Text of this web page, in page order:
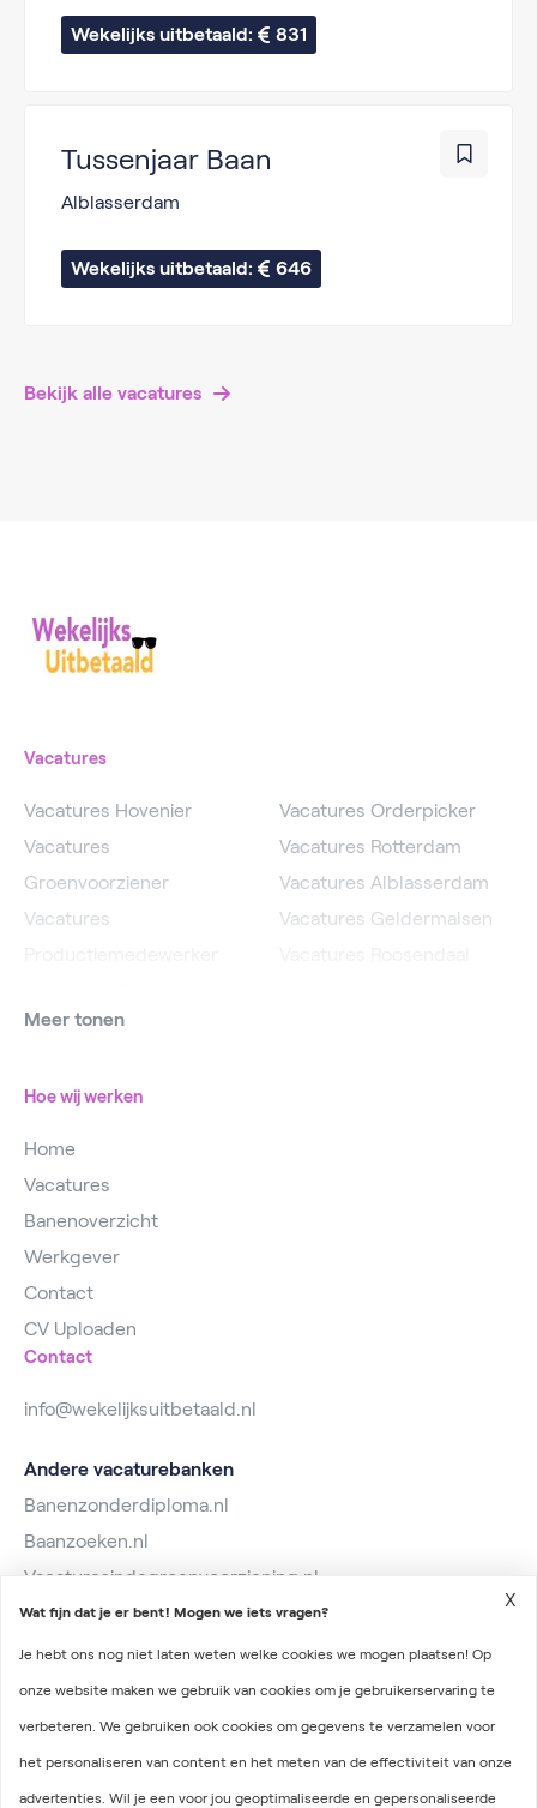
Wekelijks uitbetaald: 831
Tussenjaar Baan
Alblasserdam
Wekelijks uitbetaald: 646
Bekijk alle vacatures
Vacatures
Vacatures Hovenier
Vacatures
Groenvoorziener
Vacatures
Vacatures
Vacatures Orderpicker
Vacatures Rotterdam
Vacatures Alblasserdam
Vacatures Geldermalsen
Meer tonen
Hoe wij werken
Home
Vacatures
Banenoverzicht
Werkgever
Contact
CV Uploaden
Contact
info@wekelijksuitbetaald.nl
Andere vacaturebanken
Banenzonderdiploma.nl
Baanzoeken.nl
Vacaturesindegroenvoorziening.nl
Wat fijn dat je er bent! Mogen we iets vragen?
Je hebt ons nog niet laten weten welke cookies we mogen plaatsen! Op
onze website maken we gebruik van cookies om je gebruikerservaring te
verbeteren. We gebruiken ook cookies om gegevens te verzamelen voor
het personaliseren van content en het meten van de effectiviteit van onze
advertenties. Wil je een voor jou geoptimaliseerde en gepersonaliseerde
X